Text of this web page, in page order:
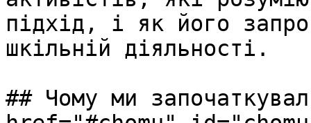
підхід, і як його
шкільній діяльності.
## Чому ми